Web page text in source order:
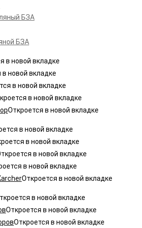
БЗА
БЗА
в новой вкладке
новой вкладке
в новой вкладке
в новой вкладке
Откроется в новой вкладке
в новой вкладке
в новой вкладке
в новой вкладке
в новой вкладке
Откроется в новой вкладке
в новой вкладке
Откроется в новой вкладке
Откроется в новой вкладке